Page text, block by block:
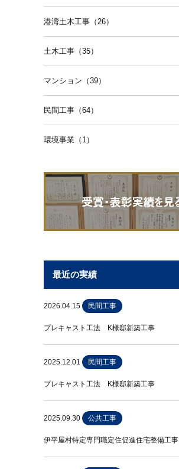
港湾土木工事（26）
土木工事（35）
マンション（39）
民間工事（64）
環境事業（1）
最近の実績
2026.04.15 民間工事
プレキャスト工法 K様邸新築工事
2025.12.01 民間工事
プレキャスト工法 K様邸新築工事
2025.09.30 公共工事
伊平屋村特定専門職定住促進住宅整備工事